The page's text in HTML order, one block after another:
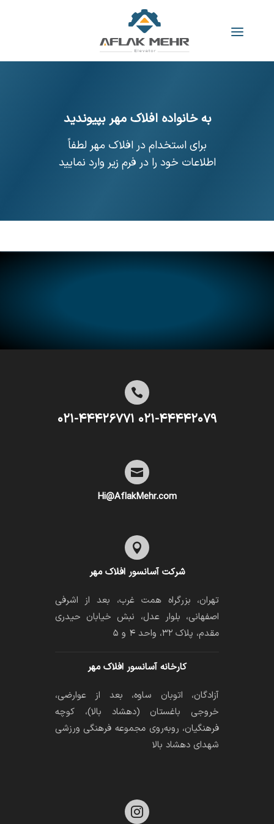
به خانواده افلاک مهر بپیوندید
برای استخدام در افلاک مهر لطفاً
اطلاعات خود را در فرم زیر وارد نمایید

۰۲۱-۴۴۴۴۲۰۷۹ ۰۲۱-۴۴۴۲۶۷۷۱

Hi@AflakMehr.com

شرکت آسانسور افلاک مهر
تهران، بزرگراه همت غرب، بعد از اشرفی
اصفهانی، بلوار عدل، نبش خیابان حیدری
مقدم، پلاک ۳۲، واحد ۴ و ۵
کارخانه آسانسور افلاک مهر
آزادگان، اتوبان ساوه، بعد از عوارضی،
خروجی باغستان (دهشاد بالا)، کوچه
فرهنگیان، رو‌به‌روی مجموعه فرهنگی ورزشی
شهدای دهشاد بالا
